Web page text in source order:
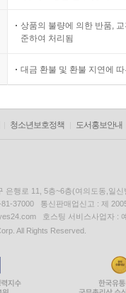
상품의 불량에 의한 반품,
준하여 처리됨
대금 환불 및 환불 지연에
청소년보호정책 도서홍보안내
은행로 11, 5층~6층(여의도동,일신
81-37000 통신판매업신고 : 제
호스팅 서비스사업자 :
All Rights Reserved.